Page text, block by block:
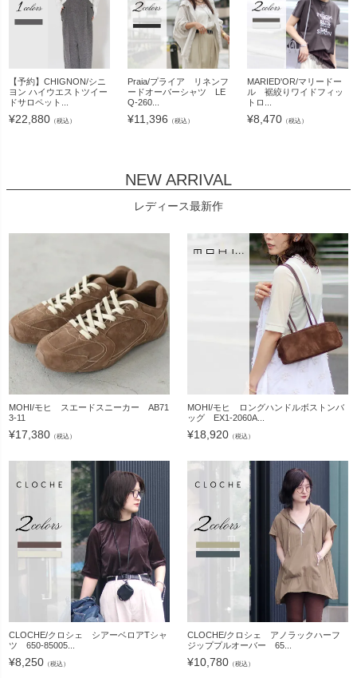
【予約】CHIGNON/シニ
ヨン ハイウエストツイー
ドサロペット...
¥22,880 （税込）
Praia/プライア リネンフ
ードオーバーシャツ LE
Q-260...
¥11,396 （税込）
MARIED'OR/マリードー
ル 裾絞りワイドフィッ
トロ...
¥8,470（税込）
NEW ARRIVAL
レディース最新作
MOHI/モヒ スエードスニーカー AB71
3-11
¥17,380 （税込）
MOHI/モヒ ロングハンドルボストンバ
ッグ EX1-2060A...
¥18,920 （税込）
CLOCHE/クロシェ シアーベロアTシャ
ツ 650-85005...
¥8,250 （税込）
CLOCHE/クロシェ アノラックハーフ
ジッププルオーバー 65...
¥10,780 （税込）